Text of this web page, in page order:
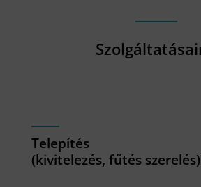
Telepítés
(kivitelezés, fűtés szerelés)